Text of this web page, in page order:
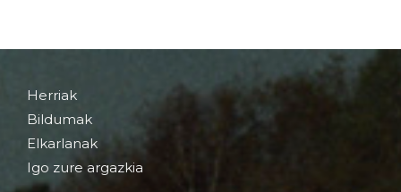
Herriak
Bildumak
Elkarlanak
Igo zure argazkia